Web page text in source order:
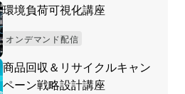
環境負荷可視化講座
オンデマンド配信
商品回収＆リサイクルキャン
ペーン戦略設計講座